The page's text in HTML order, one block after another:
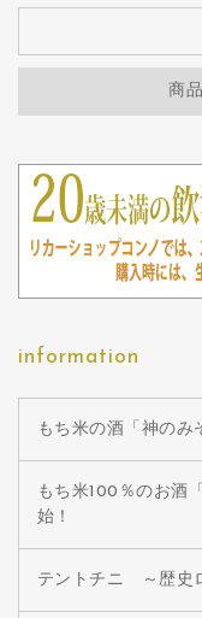
商
information
もち米の酒「神のみ
もち米100％のお酒
始！
テントチニ ～歴史